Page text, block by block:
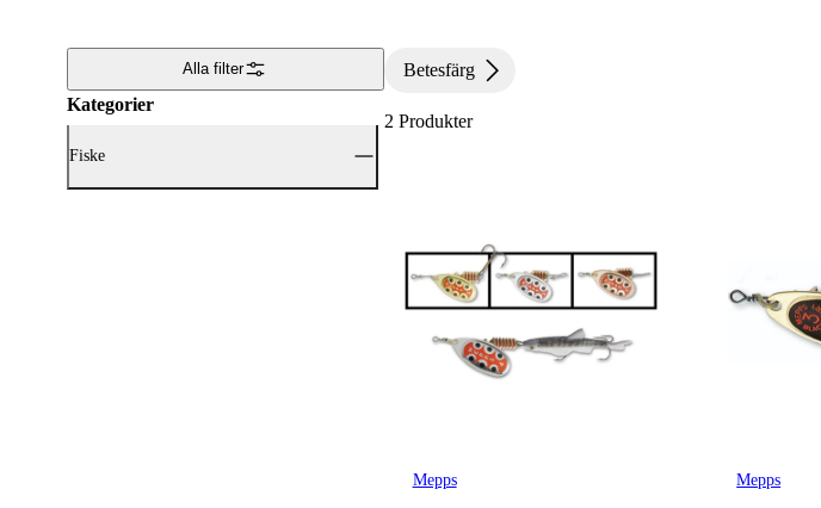
Alla filter
Kategorier
Fiske
Betesfärg
2 Produkter
Mepps Mepps